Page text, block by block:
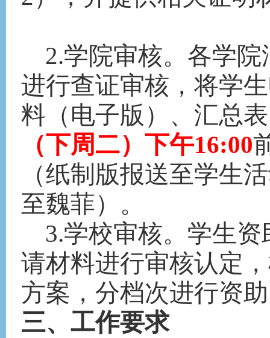
2.学院审核。各学
进行查证审核，将学
料 （电子版 ） 、汇总表
（下周二） 下午16:00
（纸制版报送至学生
至魏菲） 。
3.学校审核。学生
请材料进行审核认定
方案，分档次进行资
三、工作要求